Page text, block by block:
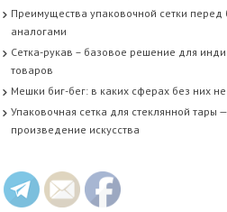
Преимущества упаковочной сетки
аналогами
Сетка-рукав – базовое решение для
товаров
Мешки биг-бег: в каких сферах без них не
Упаковочная сетка для стеклянной
произведение искусства